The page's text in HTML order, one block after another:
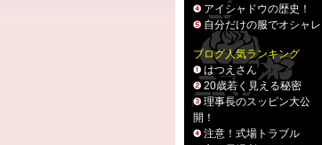
アイシャドウの歴史！
自分だけの服でオシャレ
ブログ人気ランキング
はつえさん
20歳若く見える秘密
理事長のスッピン大公
開！
注意！式場トラブル